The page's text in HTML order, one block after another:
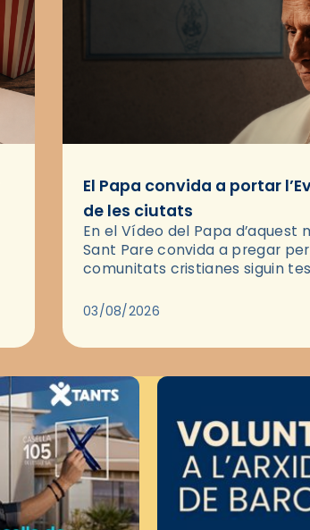
El Papa convida a portar
de les ciutats
En el Vídeo del Papa d’aquest
Sant Pare convida a pregar
comunitats cristianes siguin
pregària, el…
03/08/2026